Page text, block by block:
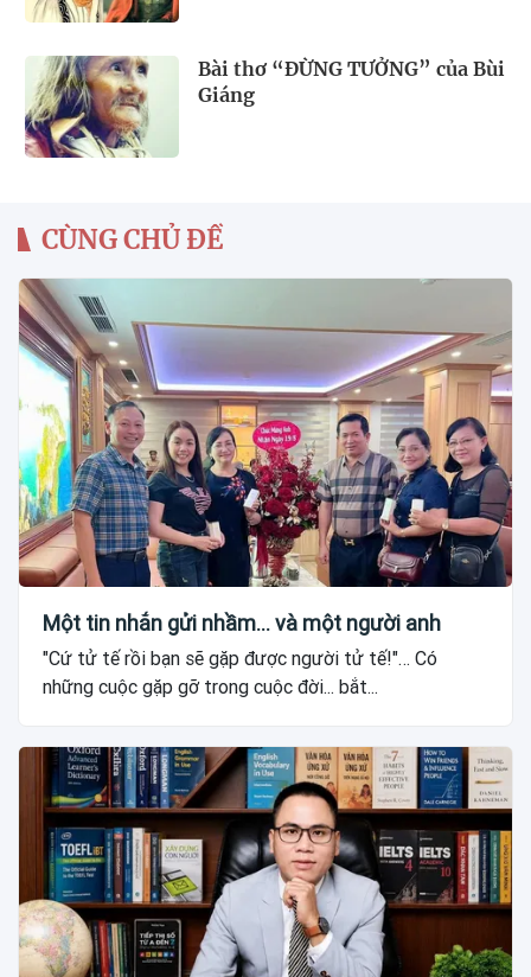
Bài thơ “ĐỪNG TƯỞNG” của Bùi
Giáng
CÙNG CHỦ ĐỀ
Một tin nhắn gửi nhầm... và một người anh
"Cứ tử tế rồi bạn sẽ gặp được người tử tế!"… Có
những cuộc gặp gỡ trong cuộc đời... bắt...